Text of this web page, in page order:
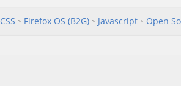
CSS 、 Firefox OS (B2G) 、 Javascript 、 Open